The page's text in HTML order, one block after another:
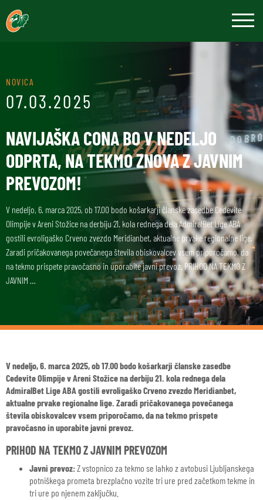
NOVICA
07.03.2025
NAVIJAŠKA CONA BO V NEDELJO
ODPRTA, NA TEKMO ZNOVA Z JAVNIM
PREVOZOM!
V nedeljo, 6. marca 2025, ob 17.00 bodo košarkarji članske zasedbe Cedevite
Olimpije v Areni Stožice na derbiju 21. kola rednega dela AdmiralBet Lige ABA
gostili evroligaško Crveno zvezdo Meridianbet, aktualne prvake regionalne lige.
Zaradi pričakovanega povečanega števila obiskovalcev vsem priporočamo, da
na tekmo prispete pravočasno in uporabite javni prevoz. PRIHOD NA TEKMO Z
JAVNIM …
V nedeljo, 6. marca 2025, ob 17.00 bodo košarkarji članske zasedbe
Cedevite Olimpije v Areni Stožice na derbiju 21. kola rednega dela
AdmiralBet Lige ABA gostili evroligaško Crveno zvezdo Meridianbet,
aktualne prvake regionalne lige. Zaradi pričakovanega povečanega
števila obiskovalcev vsem priporočamo, da na tekmo prispete
pravočasno in uporabite javni prevoz.
PRIHOD NA TEKMO Z JAVNIM PREVOZOM
Javni prevoz:Z vstopnico za tekmo se lahko z avtobusi Ljubljanskega
potniškega prometa brezplačno vozite tri ure pred začetkom tekme in
tri ure po njenem zaključku.